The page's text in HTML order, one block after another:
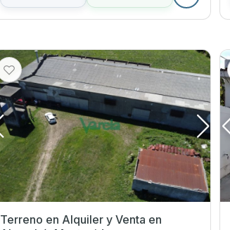
Terreno en Alquiler y Venta en